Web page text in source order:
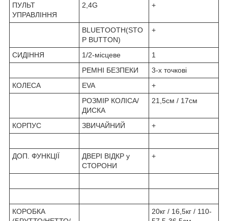
ПУЛЬТ
УПРАВЛІННЯ
2,4G +
BLUETOOTH(STO
P BUTTON)
+
СИДІННЯ 1/2-місцеве
1
РЕМНІ БЕЗПЕКИ
3-х точкові
КОЛЕСА
EVA
+
РОЗМІР КОЛІСА/
ДИСКА
21,5см / 17см
КОРПУС ЗВИЧАЙНИЙ +
ДОП. ФУНКЦІЇ
ДВЕРІ ВІДКР у
СТОРОНИ
+
КОРОБКА
20кг / 16,5кг / 110-